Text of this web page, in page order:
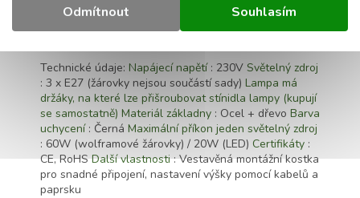
Odmítnout Souhlasím
✅A na mnoha dalších místech.
Technické údaje: Napájecí napětí: 230V Světelný zdroj
: 3 x E27 (žárovky nejsou součástí sady) Lampa má
držáky, na které lze přišroubovat stínidla lampy (kupují
se samostatně) Materiál základny : Ocel + dřevo Barva
uchycení: Černá Maximální příkon jeden světelný zdroj
: 60W (wolframové žárovky) / 20W (LED) Certifikáty :
CE, RoHSDalší vlastnosti: Vestavěná montážní kostka
pro snadné připojení, nastavení výšky pomocí kabelů a
paprsku